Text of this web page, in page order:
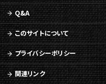
Q&A
このサイトについて
プライバシーポリシー
関連リンク